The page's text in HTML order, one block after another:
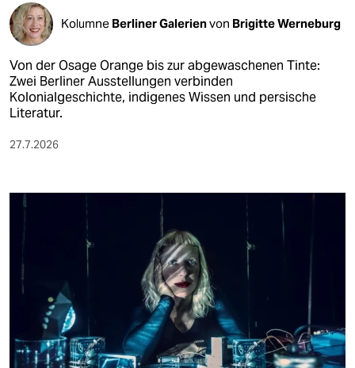
Kolumne Berliner Galerienvon Brigitte Werneburg
Von der Osage Orange bis zur abgewaschenen Tinte:
Zwei Berliner Ausstellungen verbinden
Kolonialgeschichte, indigenes Wissen und persische
Literatur.
27.7.2026